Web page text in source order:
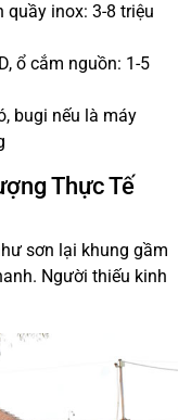
quầy inox: 3-8 triệu
ổ cắm nguồn: 1-5
bugi nếu là máy
Thực Tế
sơn lại khung gầm
Người thiếu kinh